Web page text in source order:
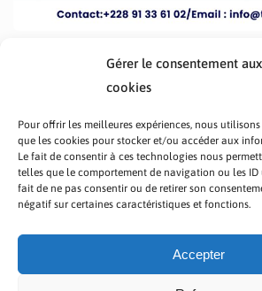
Gérer le consentement aux
cookies
Pour offrir les meilleures expériences, nous
que les cookies pour stocker et/ou accéder aux
Le fait de consentir à ces technologies nous
telles que le comportement de navigation ou les ID
fait de ne pas consentir ou de retirer son
négatif sur certaines caractéristiques et fonctions.
Accepter
PRÉSENTATION TOUTAFRICA